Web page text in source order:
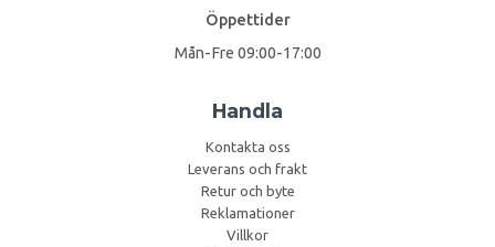
Öppettider
Mån-Fre 09:00-17:00
Handla
Kontakta oss
Leverans och frakt
Retur och byte
Reklamationer
Villkor